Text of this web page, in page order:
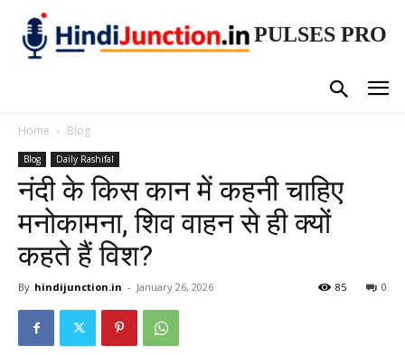
PULSES PRO
Home Blog
Blog Daily Rashifal
नंदी के किस कान में कहनी चाहिए
मनोकामना, शिव वाहन से ही क्यों
कहते हैं विश?
By hindijunction.in - January 26, 2026 0
85